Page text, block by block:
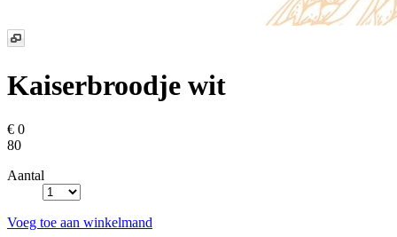
Kaiserbroodje wit
€ 0
80
Aantal
Voeg toe aan winkelmand